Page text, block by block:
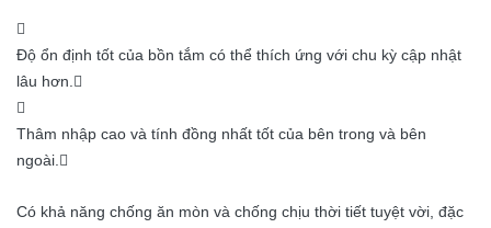

Độ ổn định tốt của bồn tắm có thể thích ứng với chu kỳ cập nhật
lâu hơn.

Thâm nhập cao và tính đồng nhất tốt của bên trong và bên
ngoài.
Có khả năng chống ăn mòn và chống chịu thời tiết tuyệt vời, đặc